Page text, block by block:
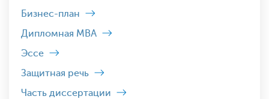
Бизнес-план
Дипломная MBA
Эссе
Защитная речь
Часть диссертации